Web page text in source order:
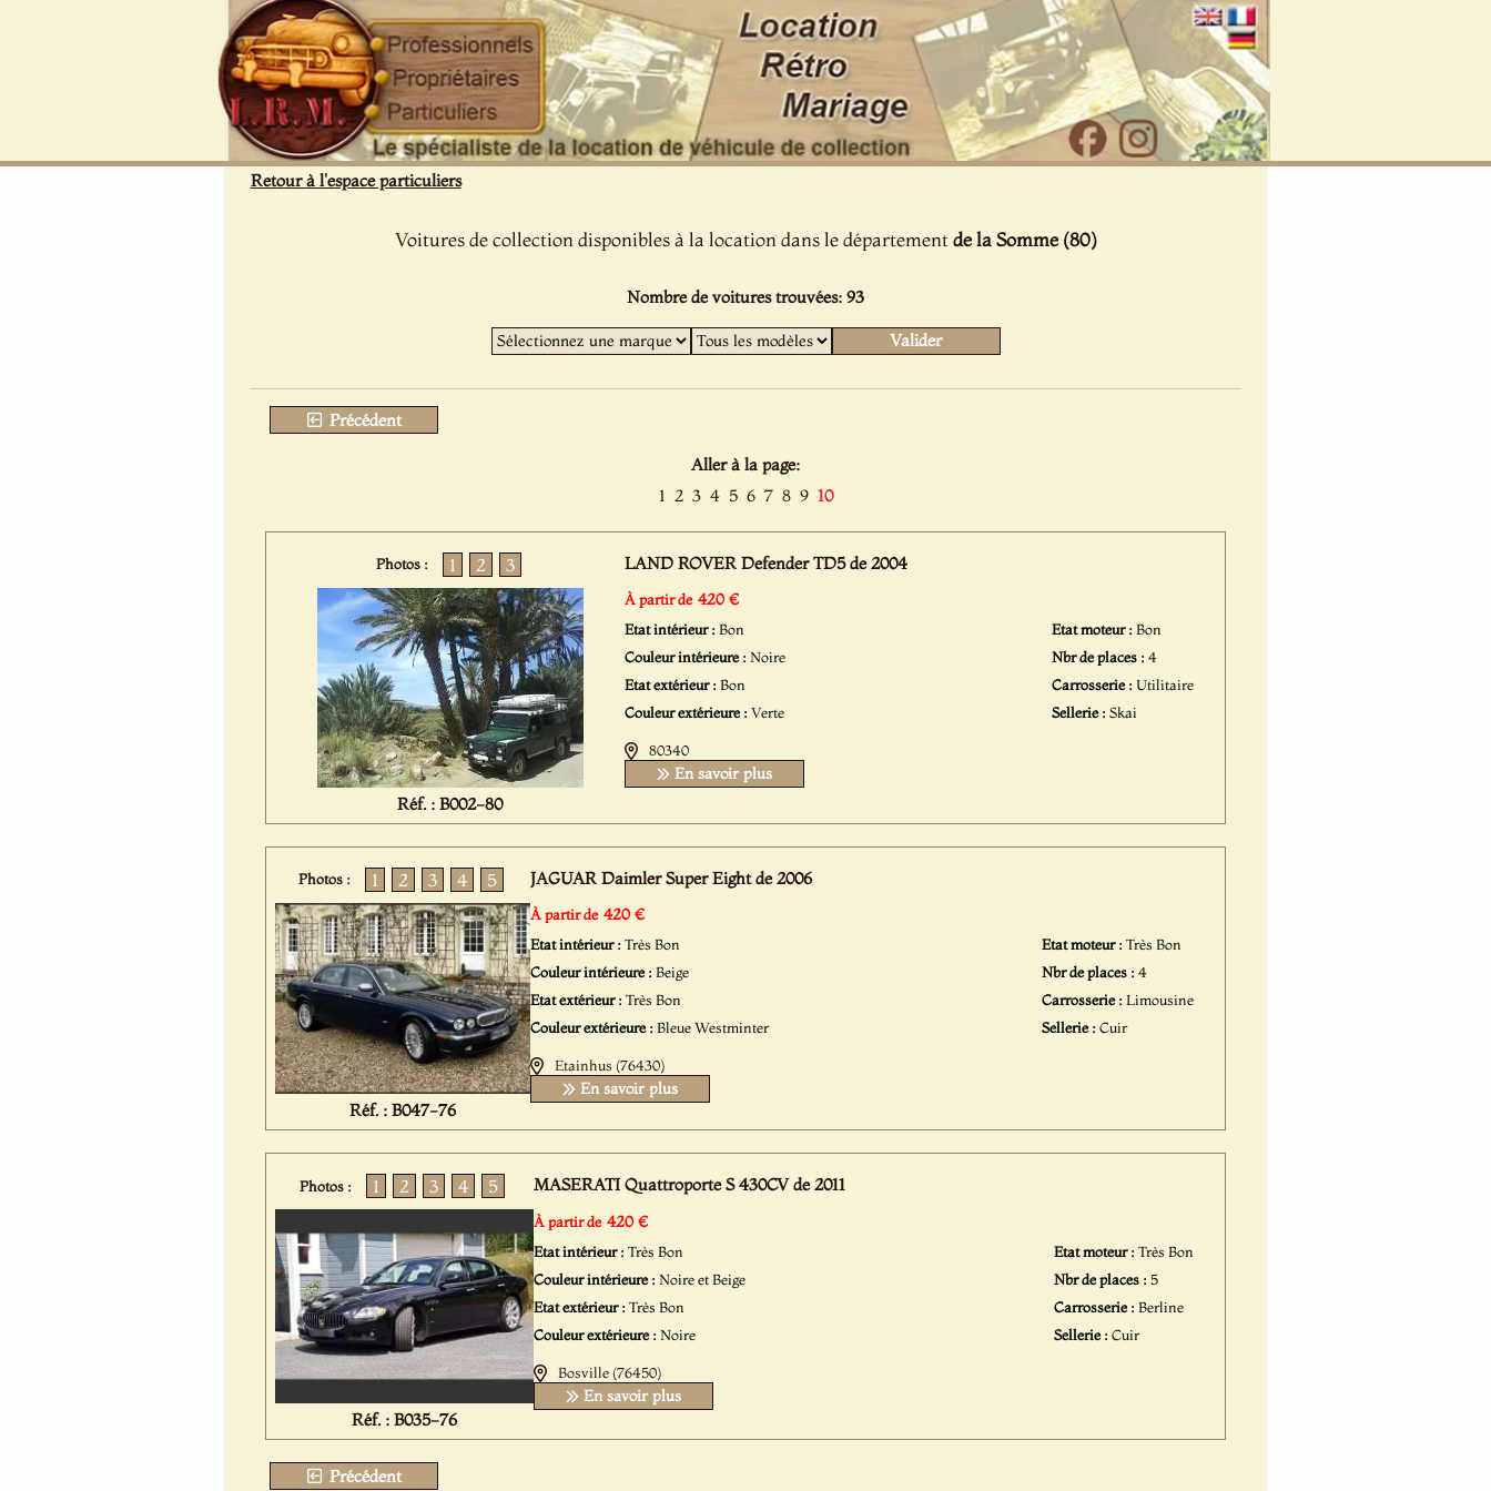
Retour à l'espace particuliers
Voitures de collection disponibles à la location dans le départementde la Somme (80)
Nombre de voitures trouvées: 93
Précédent
Aller à la page:
1 2 3 4 5 6 7 8 9 10
Photos : 1 2 3
Réf. : B002-80
LAND ROVER Defender TD5 de 2004
À partir de 420 €
Etat intérieur :Bon
Couleur intérieure :Noire
Etat extérieur :Bon
Couleur extérieure :Verte
Etat moteur :Bon
Nbr de places :4
Carrosserie :Utilitaire
Sellerie :Skai
80340
En savoir plus
Photos : 1 2 3 4 5
Réf. : B047-76
JAGUAR Daimler Super Eight de 2006
À partir de 420 €
Etat intérieur : Très Bon
Couleur intérieure : Beige
Etat extérieur : Très Bon
Couleur extérieure : Bleue Westminter
Etat moteur :Très Bon
Nbr de places :4
Carrosserie :Limousine
Sellerie :Cuir
Etainhus (76430)
En savoir plus
Photos : 1 2 3 4 5
Réf. : B035-76
MASERATI Quattroporte S 430CV de 2011
À partir de 420 €
Etat intérieur : Très Bon
Couleur intérieure : Noire et Beige
Etat extérieur : Très Bon
Couleur extérieure : Noire
Etat moteur :Très Bon
Nbr de places : 5
Carrosserie :Berline
Sellerie :Cuir
Bosville (76450)
En savoir plus
Précédent
Panneau de gestion des cookies